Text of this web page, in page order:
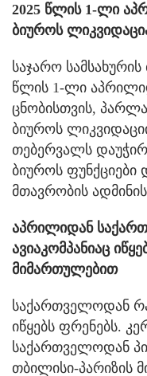
2025 წლის 1-ლი
ბიუროს
საჯარო
წლის 1-ლი
ცნობისთვის,
ბიუროს
თებერვალს
ბიუროს
მთავრობის
აპრილიდან
ავიაკომპანიაც
მიმართულებით
საქართველოდან
იწყებს ფრენებს.
საქართველოდან
თბილისი-პარიზის